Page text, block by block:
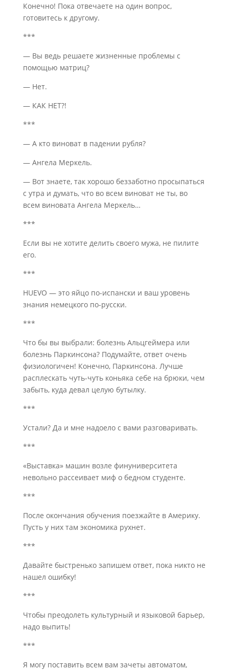
Конечно! Пока отвечаете на один вопрос,
готовитесь к другому.
***
— Вы ведь решаете жизненные проблемы с
помощью матриц?
— Нет.
— КАК НЕТ?!
***
— А кто виноват в падении рубля?
— Ангела Меркель.
— Вот знаете, так хорошо беззаботно просыпаться
с утра и думать, что во всем виноват не ты, во
всем виновата Ангела Меркель…
***
Если вы не хотите делить своего мужа, не пилите
его.
***
HUEVO — это яйцо по-испански и ваш уровень
знания немецкого по-русски.
***
Что бы вы выбрали: болезнь Альцгеймера или
болезнь Паркинсона? Подумайте, ответ очень
физиологичен! Конечно, Паркинсона. Лучше
расплескать чуть-чуть коньяка себе на брюки, чем
забыть, куда девал целую бутылку.
***
Устали? Да и мне надоело с вами разговаривать.
***
«Выставка» машин возле финуниверситета
невольно рассеивает миф о бедном студенте.
***
После окончания обучения поезжайте в Америку.
Пусть у них там экономика рухнет.
***
Давайте быстренько запишем ответ, пока никто не
нашел ошибку!
***
Чтобы преодолеть культурный и языковой барьер,
надо выпить!
***
Я могу поставить всем вам зачеты автоматом,